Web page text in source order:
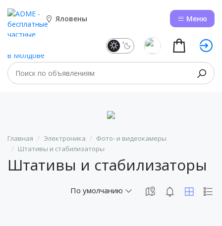
Яловены Меню
Главная Электроника
Фото- и видеокамеры
Штативы и стабилизаторы
Штативы и стабилизаторы
По умолчанию